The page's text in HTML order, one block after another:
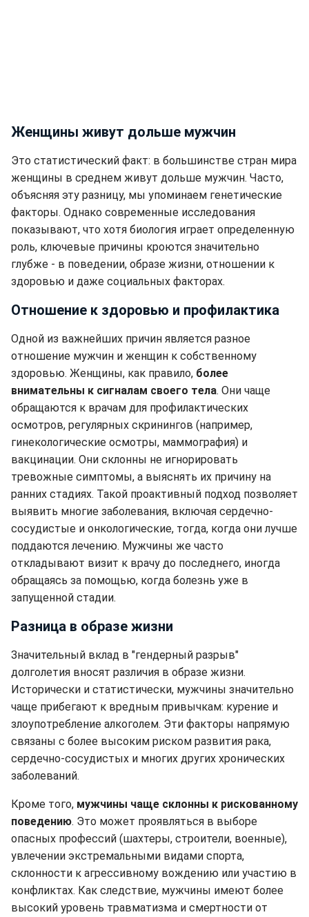
Женщины живут дольше мужчин
Это статистический факт: в большинстве стран мира
женщины в среднем живут дольше мужчин. Часто,
объясняя эту разницу, мы упоминаем генетические
факторы. Однако современные исследования
показывают, что хотя биология играет определенную
роль, ключевые причины кроются значительно
глубже - в поведении, образе жизни, отношении к
здоровью и даже социальных факторах.
Отношение к здоровью и профилактика
Одной из важнейших причин является разное
отношение мужчин и женщин к собственному
здоровью. Женщины, как правило, более
внимательны к сигналам своего тела. Они чаще
обращаются к врачам для профилактических
осмотров, регулярных скринингов (например,
гинекологические осмотры, маммография) и
вакцинации. Они склонны не игнорировать
тревожные симптомы, а выяснять их причину на
ранних стадиях. Такой проактивный подход позволяет
выявить многие заболевания, включая сердечно-
сосудистые и онкологические, тогда, когда они лучше
поддаются лечению. Мужчины же часто
откладывают визит к врачу до последнего, иногда
обращаясь за помощью, когда болезнь уже в
запущенной стадии.
Разница в образе жизни
Значительный вклад в "гендерный разрыв"
долголетия вносят различия в образе жизни.
Исторически и статистически, мужчины значительно
чаще прибегают к вредным привычкам: курение и
злоупотребление алкоголем. Эти факторы напрямую
связаны с более высоким риском развития рака,
сердечно-сосудистых и многих других хронических
заболеваний.
Кроме того, мужчины чаще склонны к рискованному
поведению. Это может проявляться в выборе
опасных профессий (шахтеры, строители, военные),
увлечении экстремальными видами спорта,
склонности к агрессивному вождению или участию в
конфликтах. Как следствие, мужчины имеют более
высокий уровень травматизма и смертности от